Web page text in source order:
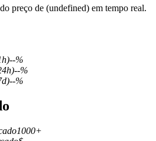
preço de (undefined) em tempo real.
--%
--%
--%
1000+